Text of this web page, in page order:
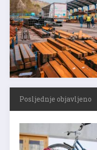
Posljednje objavljeno